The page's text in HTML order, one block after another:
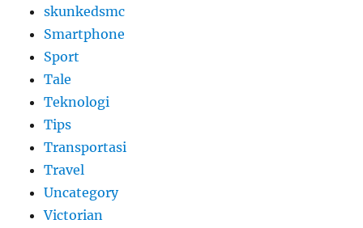
skunkedsmc
Smartphone
Sport
Tale
Teknologi
Tips
Transportasi
Travel
Uncategory
Victorian